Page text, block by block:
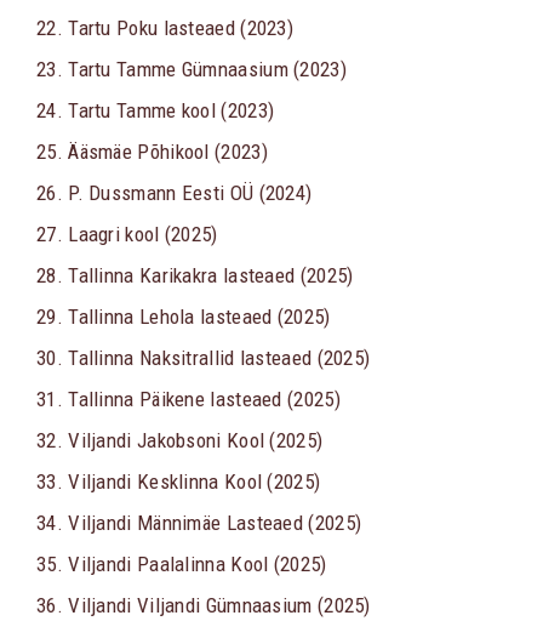
22. Tartu Poku lasteaed (2023)
23. Tartu Tamme Gümnaasium (2023)
24. Tartu Tamme kool (2023)
25. Ääsmäe Põhikool (2023)
26. P. Dussmann Eesti OÜ (2024)
27. Laagri kool (2025)
28. Tallinna Karikakra lasteaed (2025)
29. Tallinna Lehola lasteaed (2025)
30. Tallinna Naksitrallid lasteaed (2025)
31. Tallinna Päikene lasteaed (2025)
32. Viljandi Jakobsoni Kool (2025)
33. Viljandi Kesklinna Kool (2025)
34. Viljandi Männimäe Lasteaed (2025)
35. Viljandi Paalalinna Kool (2025)
36. Viljandi Viljandi Gümnaasium (2025)